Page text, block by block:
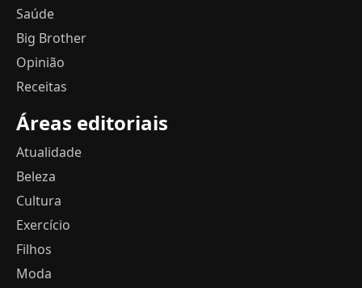
Saúde
Big Brother
Opinião
Receitas
Áreas editoriais
Atualidade
Beleza
Cultura
Exercício
Filhos
Moda